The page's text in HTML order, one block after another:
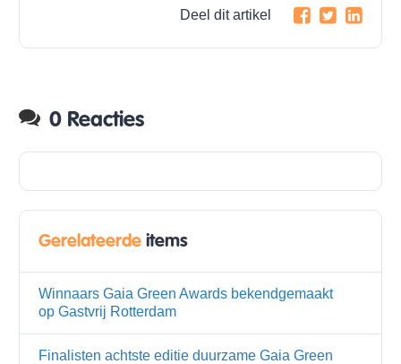
Deel dit artikel
0 Reacties
Gerelateerde items
Winnaars Gaia Green Awards bekendgemaakt
op Gastvrij Rotterdam
Finalisten achtste editie duurzame Gaia Green